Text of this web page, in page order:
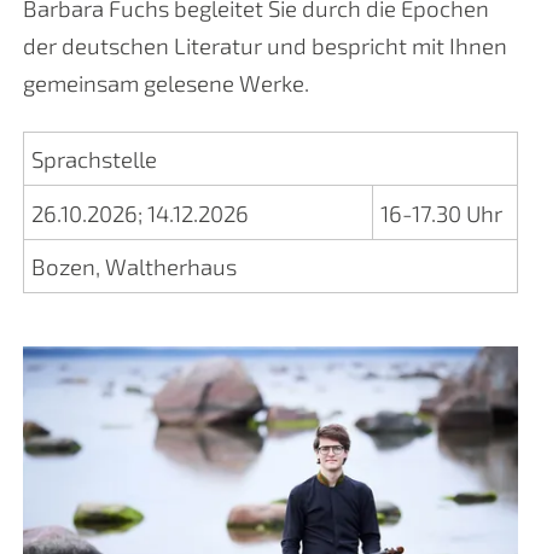
Barbara Fuchs begleitet Sie durch die Epochen
der deutschen Literatur und bespricht mit Ihnen
gemeinsam gelesene Werke.
Sprachstelle
26.10.2026; 14.12.2026
16-17.30 Uhr
Bozen, Waltherhaus